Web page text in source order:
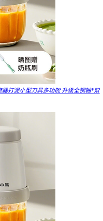
打泥小型刀具多功能 升级全钢轴*双